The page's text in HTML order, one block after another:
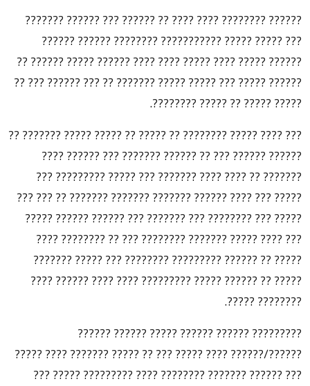
?????? ???????? ???? ???? ?? ?????? ??? ?????? ???????
??? ????? ????? ??????????? ???????? ?????? ??????
?????? ????? ???? ????? ???? ???? ?????? ????? ?????? ??
?????? ????? ??? ????? ????? ??????? ?? ??? ?????? ??? ??
????? ????? ?? ????? ????????.
??? ???? ????? ???????? ?? ????? ?? ????? ????? ??????? ??
?????? ?????? ??? ?? ?????? ??????? ??? ?????? ????
??????? ?? ???? ???? ??????? ??? ????? ????????? ???
????? ??? ???? ?????? ??????? ??????? ??????? ?? ??? ???
????? ??? ???????? ??? ??????? ??? ?????? ?????? ?????
??? ???? ????? ??????? ???????? ??? ?? ???????? ????
????? ?? ?????? ????????? ???????? ??? ????? ???????
????? ?? ?????? ????? ????????? ???? ???? ?????? ????
???????? ?????.
????????? ?????? ?????? ????? ?????? ??????
??????/?????? ???? ????? ??? ?? ????? ??????? ???? ?????
??? ?????? ??????? ???????? ???? ????????? ????? ???